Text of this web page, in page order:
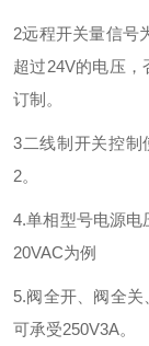
2远程开关量信号
超过24V的电压，
订制。
3二线制开关控制
2。
4.单相型号电源电
20VAC为例
5.阀全开、阀全关
可承受250V3A。